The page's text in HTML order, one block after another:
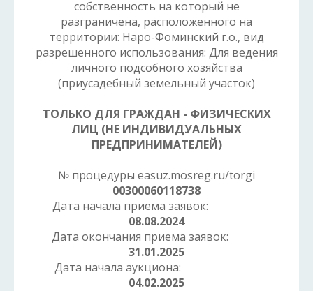
собственность на который не
разграничена, расположенного на
территории: Наро-Фоминский г.о., вид
разрешенного использования: Для ведения
личного подсобного хозяйства
(приусадебный земельный участок)
ТОЛЬКО ДЛЯ ГРАЖДАН - ФИЗИЧЕСКИХ
ЛИЦ (НЕ ИНДИВИДУАЛЬНЫХ
ПРЕДПРИНИМАТЕЛЕЙ)
№ процедуры easuz.mosreg.ru/torgi
00300060118738
Дата начала приема заявок:
08.08.2024
Дата окончания приема заявок:
31.01.2025
Дата начала аукциона:
04.02.2025